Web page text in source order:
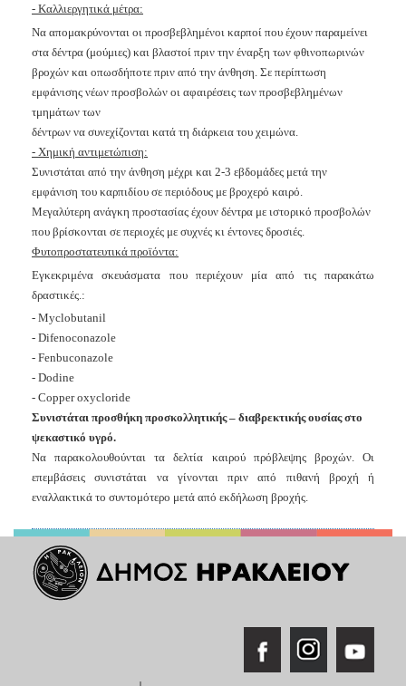
ΤΟΠΟΣ
ΠΟΛΙΤΙΣΜΟΣ
ΑΝΘΕΚΤΙΚΗ
ΠΟΛΗ
- Καλλιεργητικά μέτρα:
Να απομακρύνονται οι προσβεβλημένοι καρποί που έχουν παραμείνει
στα δέντρα (μούμιες) και βλαστοί πριν την έναρξη των φθινοπωρινών
βροχών και οπωσδήποτε πριν από την άνθηση. Σε περίπτωση
εμφάνισης νέων προσβολών οι αφαιρέσεις των προσβεβλημένων
τμημάτων των
δέντρων να συνεχίζονται κατά τη διάρκεια του χειμώνα.
- Χημική αντιμετώπιση:
Συνιστάται από την άνθηση μέχρι και 2-3 εβδομάδες μετά την
εμφάνιση του καρπιδίου σε περιόδους με βροχερό καιρό.
Μεγαλύτερη ανάγκη προστασίας έχουν δέντρα με ιστορικό προσβολών
που βρίσκονται σε περιοχές με συχνές κι έντονες δροσιές.
Φυτοπροστατευτικά προϊόντα:
Εγκεκριμένα σκευάσματα που περιέχουν μία από τις παρακάτω
δραστικές.:
- Myclobutanil
- Difenoconazole
- Fenbuconazole
- Dodine
- Copper oxycloride
Συνιστάται προσθήκη προσκολλητικής – διαβρεκτικής ουσίας στο
ψεκαστικό υγρό.
Να παρακολουθούνται τα δελτία καιρού πρόβλεψης βροχών. Οι
επεμβάσεις συνιστάται να γίνονται πριν από πιθανή βροχή ή
εναλλακτικά το συντομότερο μετά από εκδήλωση βροχής.